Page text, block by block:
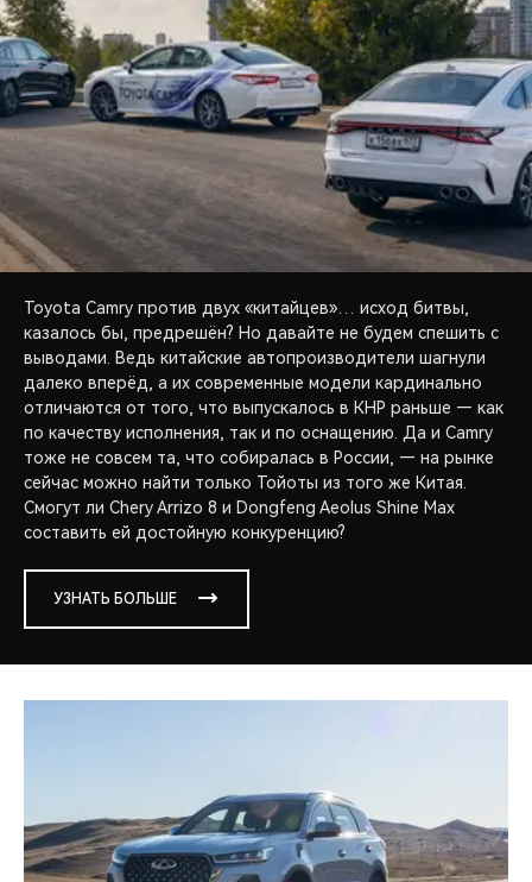
Toyota Camry против двух «китайцев»… исход битвы,
казалось бы, предрешён? Но давайте не будем спешить с
выводами. Ведь китайские автопроизводители шагнули
далеко вперёд, а их современные модели кардинально
отличаются от того, что выпускалось в КНР раньше — как
по качеству исполнения, так и по оснащению. Да и Camry
тоже не совсем та, что собиралась в России, — на рынке
сейчас можно найти только Тойоты из того же Китая.
Смогут ли Chery Arrizo 8 и Dongfeng Aeolus Shine Max
составить ей достойную конкуренцию?
УЗНАТЬ БОЛЬШЕ